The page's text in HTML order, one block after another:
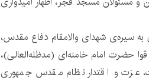
به سیره‌ی شهدای والامقام دفاع مقدس،
حضرت امام خامنه‌ای (مدظله‌العالی)،
عزت و اقتدار نظام مقدس جمهوری